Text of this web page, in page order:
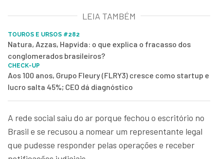
LEIA TAMBÉM
TOUROS E URSOS #282
Natura, Azzas, Hapvida: o que explica o fracasso dos
conglomerados brasileiros?
CHECK-UP
Aos 100 anos, Grupo Fleury (FLRY3) cresce como startup e
lucro salta 45%; CEO dá diagnóstico
A rede social saiu do ar porque fechou o escritório no
Brasil e se recusou a nomear um representante legal
que pudesse responder pelas operações e receber